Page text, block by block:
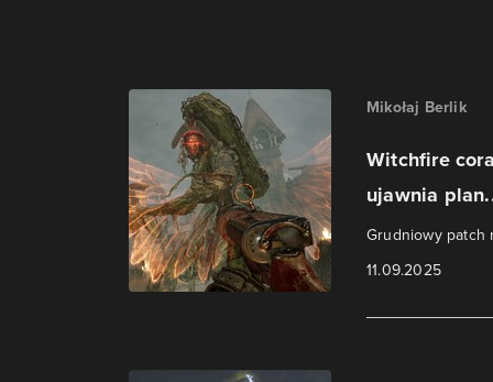
Mikołaj Berlik
Witchfire
ujawnia
Grudniowy patch
11.09.2025